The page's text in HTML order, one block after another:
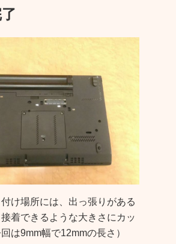
け場所には、出っ張りがある
着できるような大きさにカッ
は9mm幅で12mmの長さ）